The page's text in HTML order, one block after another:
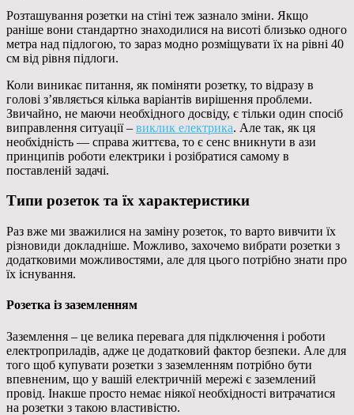
Розташування розетки на стіні теж зазнало зміни. Якщо
раніше вони стандартно знаходилися на висоті близько одного
метра над підлогою, то зараз модно розміщувати їх на рівні 40
см від рівня підлоги.
Коли виникає питання, як поміняти розетку, то відразу в
голові з’являється кілька варіантів вирішення проблеми.
Звичайно, не маючи необхідного досвіду, є тільки один спосіб
виправлення ситуації – виклик електрика. Але так, як ця
необхідність — справа життєва, то є сенс вникнути в ази
принципів роботи електрики і розібратися самому в
поставленій задачі.
Типи розеток та їх характеристики
Раз вже ми зважилися на заміну розеток, то варто вивчити їх
різновиди докладніше. Можливо, захочемо вибрати розетки з
додатковими можливостями, але для цього потрібно знати про
їх існування.
Розетка із заземленням
Заземлення – це велика перевага для підключення і роботи
електроприладів, адже це додатковий фактор безпеки. Але для
того щоб купувати розетки з заземленням потрібно бути
впевненим, що у вашій електричній мережі є заземлений
провід. Інакше просто немає ніякої необхідності витрачатися
на розетки з такою властивістю.